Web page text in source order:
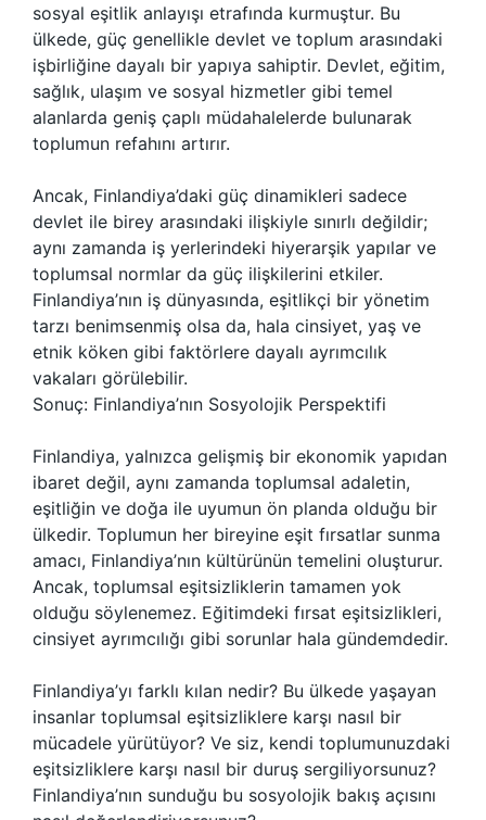
sosyal eşitlik anlayışı etrafında kurmuştur. Bu
ülkede, güç genellikle devlet ve toplum arasındaki
işbirliğine dayalı bir yapıya sahiptir. Devlet, eğitim,
sağlık, ulaşım ve sosyal hizmetler gibi temel
alanlarda geniş çaplı müdahalelerde bulunarak
toplumun refahını artırır.
Ancak, Finlandiya’daki güç dinamikleri sadece
devlet ile birey arasındaki ilişkiyle sınırlı değildir;
aynı zamanda iş yerlerindeki hiyerarşik yapılar ve
toplumsal normlar da güç ilişkilerini etkiler.
Finlandiya’nın iş dünyasında, eşitlikçi bir yönetim
tarzı benimsenmiş olsa da, hala cinsiyet, yaş ve
etnik köken gibi faktörlere dayalı ayrımcılık
vakaları görülebilir.
Sonuç: Finlandiya’nın Sosyolojik Perspektifi
Finlandiya, yalnızca gelişmiş bir ekonomik yapıdan
ibaret değil, aynı zamanda toplumsal adaletin,
eşitliğin ve doğa ile uyumun ön planda olduğu bir
ülkedir. Toplumun her bireyine eşit fırsatlar sunma
amacı, Finlandiya’nın kültürünün temelini oluşturur.
Ancak, toplumsal eşitsizliklerin tamamen yok
olduğu söylenemez. Eğitimdeki fırsat eşitsizlikleri,
cinsiyet ayrımcılığı gibi sorunlar hala gündemdedir.
Finlandiya’yı farklı kılan nedir? Bu ülkede yaşayan
insanlar toplumsal eşitsizliklere karşı nasıl bir
mücadele yürütüyor? Ve siz, kendi toplumunuzdaki
eşitsizliklere karşı nasıl bir duruş sergiliyorsunuz?
Finlandiya’nın sunduğu bu sosyolojik bakış açısını